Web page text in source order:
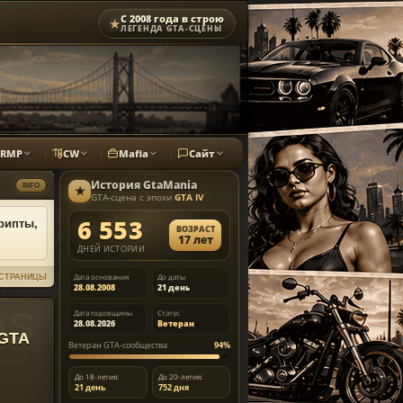
★С 2008 года в строю
ЛЕГЕНДА GTA-СЦЕНЫ
CW Mafia Сайт
INFO ★ ИсторияGtaMania
GTA-сцена с эпохи GTA IV
6 553
ДНЕЙ ИСТОРИИ
ВОЗРАСТ
17 лет
Дата основания
28.08.2008
До даты
21 день
Дата годовщины
28.08.2026
Статус
Ветеран
Ветеран GTA-сообщества
94%
До 18-летия:
21 день
До 20-летия:
752 дня